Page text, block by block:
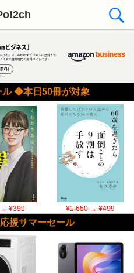
ル ◆本日50冊が対象
¥399 ¥1,650→ ¥499
援サマーセール